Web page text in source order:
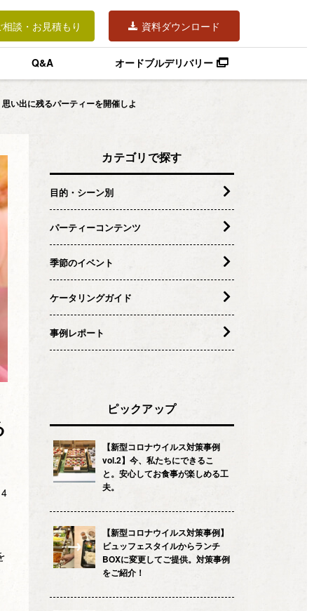
相談・お見積もり 資料ダウンロード
Q&A オードブルデリバリー
い出に残るパーティーを開催しよ
カテゴリで探す
目的・シーン別
パーティーコンテンツ
季節のイベント
ケータリングガイド
事例レポート
ピックアップ
【新型コロナウイルス対策事例
vol.2】今、私たちにできるこ
と。安心してお食事が楽しめる工
夫。
【新型コロナウイルス対策事例】
ビュッフェスタイルからランチ
BOXに変更してご提供。対策事例
をご紹介！